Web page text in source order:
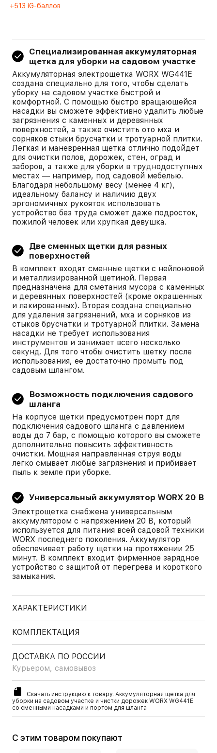
+513 iG-баллов
Специализированная аккумуляторная
щетка для уборки на садовом участке
Аккумуляторная электрощетка WORX WG441E
создана специально для того, чтобы сделать
уборку на садовом участке быстрой и
комфортной. С помощью быстро вращающейся
насадки вы сможете эффективно удалить любые
загрязнения с каменных и деревянных
поверхностей, а также очистить ото мха и
сорняков стыки брусчатки и тротуарной плитки.
Легкая и маневренная щетка отлично подойдет
для очистки полов, дорожек, стен, оград и
заборов, а также для уборки в труднодоступных
местах — например, под садовой мебелью.
Благодаря небольшому весу (менее 4 кг),
идеальному балансу и наличию двух
эргономичных рукояток использовать
устройство без труда сможет даже подросток,
пожилой человек или хрупкая девушка.
Две сменных щетки для разных
поверхностей
В комплект входят сменные щетки с нейлоновой
и металлизированной щетиной. Первая
предназначена для сметания мусора с каменных
и деревянных поверхностей (кроме окрашенных
и лакированных). Вторая создана специально
для удаления загрязнений, мха и сорняков из
стыков брусчатки и тротуарной плитки. Замена
насадки не требует использования
инструментов и занимает всего несколько
секунд. Для того чтобы очистить щетку после
использования, ее достаточно промыть под
садовым шлангом.
Возможность подключения садового
шланга
На корпусе щетки предусмотрен порт для
подключения садового шланга с давлением
воды до 7 бар, с помощью которого вы сможете
дополнительно повысить эффективность
очистки. Мощная направленная струя воды
легко смывает любые загрязнения и прибивает
пыль к земле при уборке.
Универсальный аккумулятор WORX 20 В
Электрощетка снабжена универсальным
аккумулятором с напряжением 20 В, который
используется для питания всей садовой техники
WORX последнего поколения. Аккумулятор
обеспечивает работу щетки на протяжении 25
минут. В комплект входит фирменное зарядное
устройство с защитой от перегрева и короткого
замыкания.
ХАРАКТЕРИСТИКИ
КОМПЛЕКТАЦИЯ
ДОСТАВКА ПО РОССИИ
Курьером, самовывоз
Скачать инструкцию к товару. Аккумуляторная щетка для
уборки на садовом участке и чистки дорожек WORX WG441E
со сменными насадками и портом для шланга
С этим товаром покупают